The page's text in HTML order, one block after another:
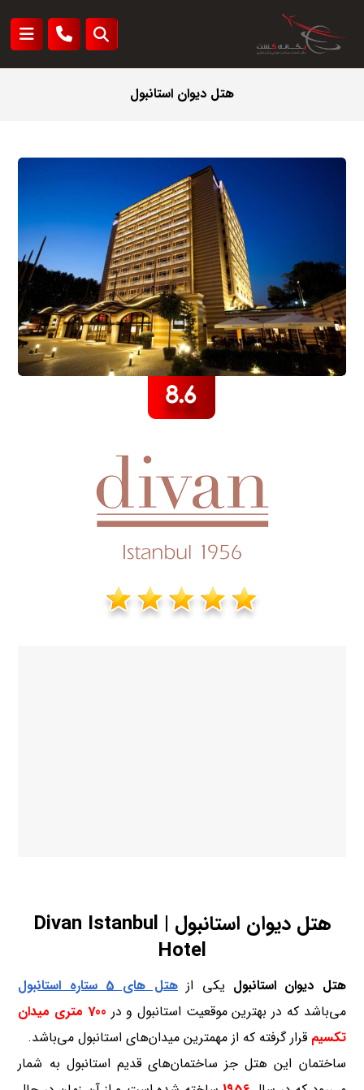
هتل دیوان استانبول
هتل دیوان استانبول | Divan Istanbul
Hotel
هتل دیوان استانبول یکی ازهتل های 5 ستاره
استانبول
می‌باشد که در بهترین موقعیت استانبول و در
700 متری میدان
تکسیم قرار گرفته که از مهمترین میدان‌های استانبول می‌باشد.
ساختمان این هتل جز ساختمان‌های قدیم استانبول به شمار